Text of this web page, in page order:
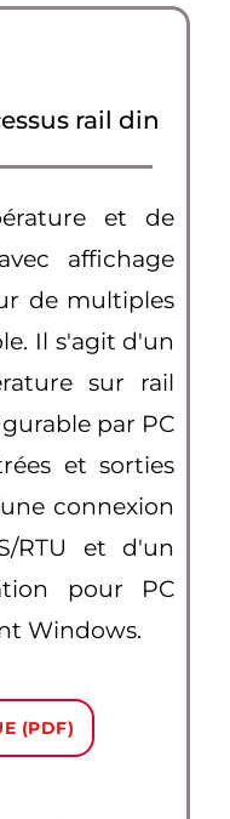
rail din
et de
affichage
de multiples
Il s'agit d'un
sur rail
par PC
et sorties
connexion
RTU et d'un
pour PC
Windows.
(PDF)